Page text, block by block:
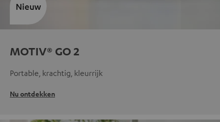
MOTIV® GO 2
Portable, krachtig, kleurrijk
Nu ontdekken
Nieuw